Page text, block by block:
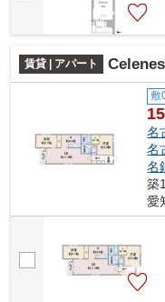
賃貸 | アパート
敷
名
名
名
築
愛